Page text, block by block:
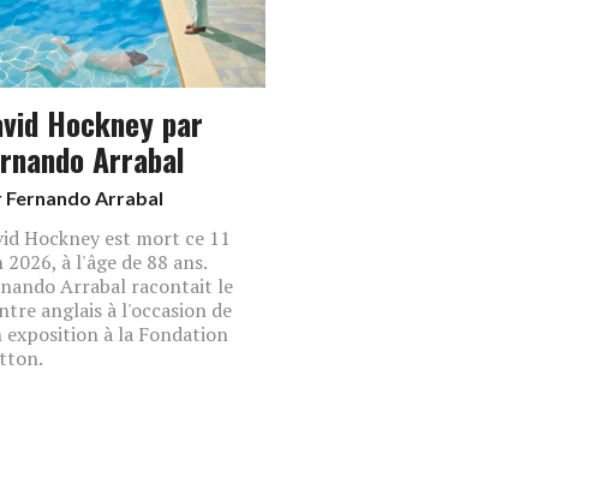
Hockney par
Arrabal
Fernando Arrabal
Hockney est mort ce 11
2026, à l'âge de 88 ans.
Arrabal racontait le
anglais à l'occasion de
exposition à la Fondation